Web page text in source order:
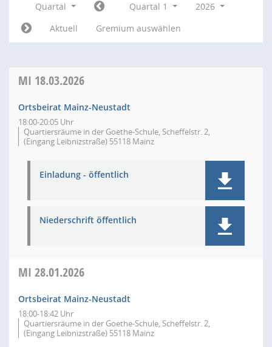
Quartal Quartal 1
2026
Aktuell
Gremium auswählen
MI 18.03.2026
Ortsbeirat Mainz-Neustadt
18:00-20:05 Uhr
Quartiersräume in der Goethe-Schule, Scheffelstr. 2,
(Eingang Leibnizstraße) 55118 Mainz
Einladung - öffentlich
Niederschrift öffentlich
MI 28.01.2026
Ortsbeirat Mainz-Neustadt
18:00-18:42 Uhr
Quartiersräume in der Goethe-Schule, Scheffelstr. 2,
(Eingang Leibnizstraße) 55118 Mainz